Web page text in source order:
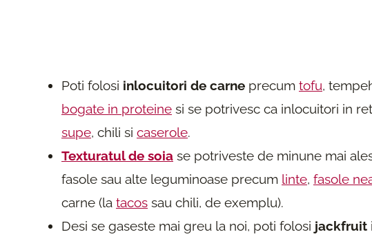
Poti folosi inlocuitori de carne precum tofu,
bogate in proteine si se potrivesc ca inlocuitori in
supe, chili si caserole.
Texturatul de soia se potriveste de minune mai
fasole sau alte leguminoase precum linte, fasole
carne (la tacos sau chili, de exemplu).
Desi se gaseste mai greu la noi, poti folosi jackfruit